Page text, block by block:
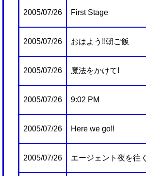
2005/07/26 First Stage
2005/07/26 おはよう!!朝ご飯
2005/07/26 魔法をかけて!
2005/07/26 9:02 PM
2005/07/26 Here we go!!
2005/07/26 エージェント夜を往く